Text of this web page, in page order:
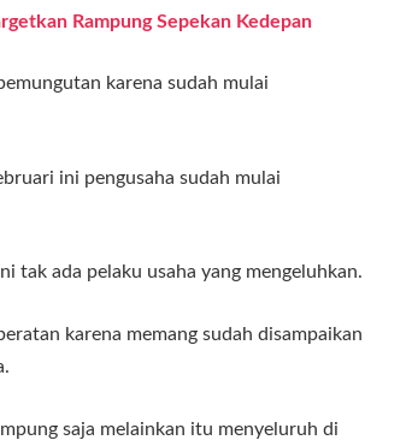
Rampung Sepekan Kedepan
karena sudah mulai
ini pengusaha sudah mulai
tak ada pelaku usaha yang mengeluhkan.
karena memang sudah disampaikan
saja melainkan itu menyeluruh di